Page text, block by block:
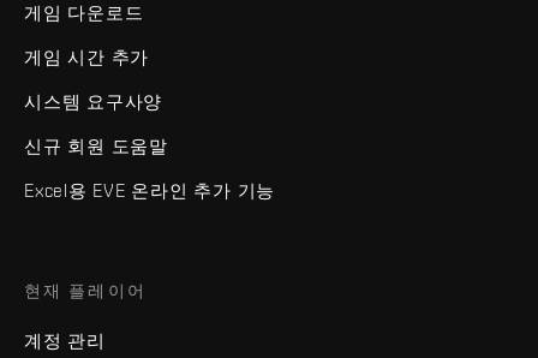
게임 다운로드
게임 시간 추가
시스템 요구사양
신규 회원 도움말
Excel용 EVE 온라인 추가 기능
현재 플레이어
계정 관리